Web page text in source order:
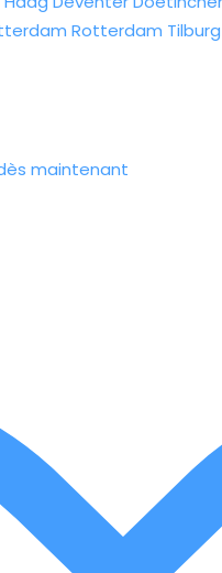
Rotterdam Tilburg
maintenant